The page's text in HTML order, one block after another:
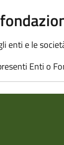
enti e le
Enti o